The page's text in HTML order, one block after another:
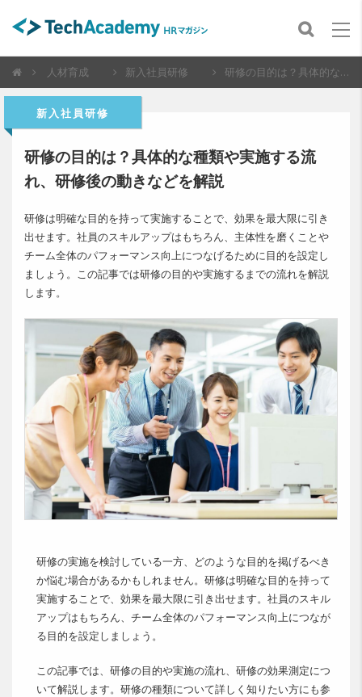
人材育成 新入社員研修 研修の目的は？具体的な種類や実施する流れ、研修後の動きなどを解説
新入社員研修
研修の目的は？具体的な種類や実施する流
れ、研修後の動きなどを解説
研修は明確な目的を持って実施することで、効果を最大限に引き
出せます。社員のスキルアップはもちろん、主体性を磨くことや
チーム全体のパフォーマンス向上につなげるために目的を設定し
ましょう。この記事では研修の目的や実施するまでの流れを解説
します。
研修の実施を検討している一方、どのような目的を掲げるべき
か悩む場合があるかもしれません。研修は明確な目的を持って
実施することで、効果を最大限に引き出せます。社員のスキル
アップはもちろん、チーム全体のパフォーマンス向上につなが
る目的を設定しましょう。
この記事では、研修の目的や実施の流れ、研修の効果測定につ
いて解説します。研修の種類について詳しく知りたい方にも参